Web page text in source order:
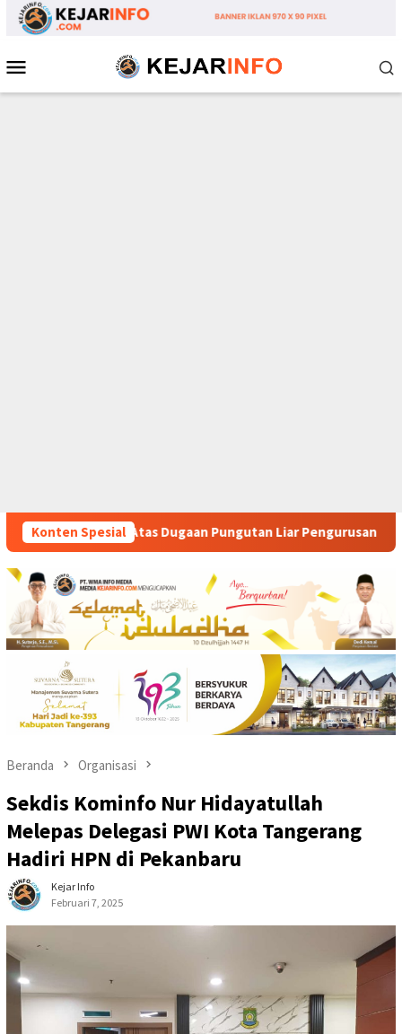
Loncat
Mobile
Konten Spesial
Liar Pengurusan PM 1 Dianggap Tidak
Beranda Organisasi
Sekdis Kominfo Nur Hidayatullah
Melepas Delegasi PWI Kota Tangerang
Hadiri HPN di Pekanbaru
Kejar Info
Februari 7, 2025